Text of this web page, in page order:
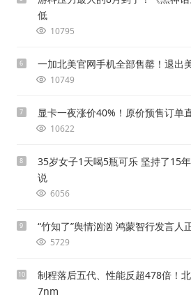
低
10795
6 一加北美官网手机全部售罄！退出
10749
7 显卡一夜涨价40%！原价预售订单
10622
8
35岁女子1天喝5瓶可乐 坚持了15
说
6056
9 “竹知了”舆情汹汹 鸿蒙智行发言人
5729
10
制程落后五代、性能反超478倍！
7nm